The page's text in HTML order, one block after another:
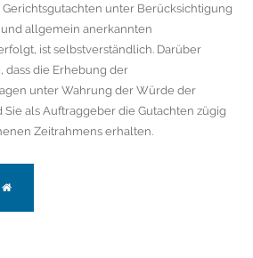
Gerichtsgutachten unter Berücksichtigung
allgemein anerkannten
ist selbstverständlich. Darüber
dass die Erhebung der
unter Wahrung der Würde der
als Auftraggeber die Gutachten zügig
Zeitrahmens erhalten.